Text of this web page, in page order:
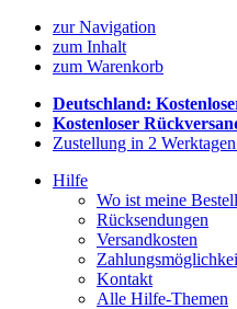
zur Navigation
zum Inhalt
zum Warenkorb
Deutschland:
Kostenloser
Zustellung in 2
Hilfe
Wo ist meine
Rücksendungen
Versandkosten
Kontakt
Alle Hilfe-Themen